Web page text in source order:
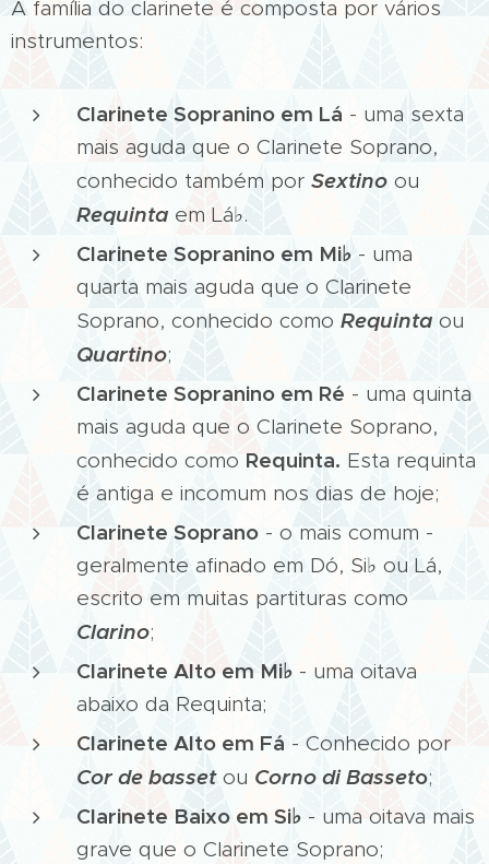
A família do clarinete é composta por vários
instrumentos:
Clarinete Sopranino em Lá - uma sexta
mais aguda que o Clarinete Soprano,
conhecido também por Sextino ou
Requinta em Lá♭.
Clarinete Sopranino em Mi♭- uma
quarta mais aguda que o Clarinete
Soprano, conhecido como Requinta ou
Quartino;
Clarinete Sopranino em Ré - uma quinta
mais aguda que o Clarinete Soprano,
conhecido como Requinta. Esta requinta
é antiga e incomum nos dias de hoje;
Clarinete Soprano - o mais comum -
geralmente afinado em Dó, Si♭ ou Lá,
escrito em muitas partituras como
Clarino;
Clarinete Alto em Mi♭ - uma oitava
abaixo da Requinta;
Clarinete Alto em Fá - Conhecido por
Cor de bassetou Corno di Basseto;
Clarinete Baixo em Si♭ - uma oitava mais
grave que o Clarinete Soprano;